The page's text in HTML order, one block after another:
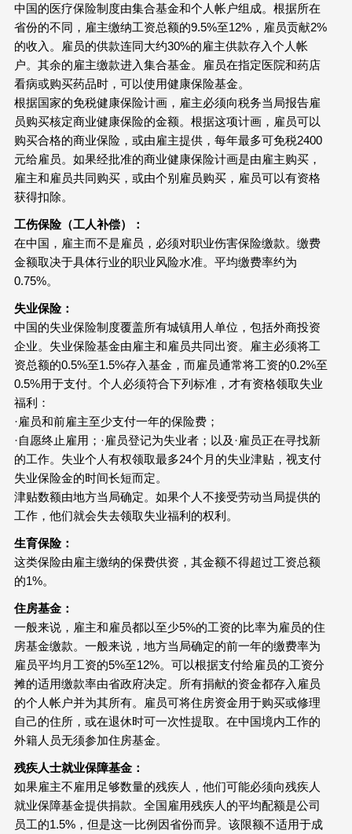
中国的医疗保险制度由集合基金和个人帐户组成。根据所在
省份的不同，雇主缴纳工资总额的9.5%至12%，雇员贡献2%
的收入。雇员的供款连同大约30%的雇主供款存入个人帐
户。其余的雇主缴款进入集合基金。雇员在指定医院和药店
看病或购买药品时，可以使用健康保险基金。
根据国家的免税健康保险计画，雇主必须向税务当局报告雇
员购买核定商业健康保险的金额。根据这项计画，雇员可以
购买合格的商业保险，或由雇主提供，每年最多可免税2400
元给雇员。如果经批准的商业健康保险计画是由雇主购买，
雇主和雇员共同购买，或由个别雇员购买，雇员可以有资格
获得扣除。
工伤保险（工人补偿）：
在中国，雇主而不是雇员，必须对职业伤害保险缴款。缴费
金额取决于具体行业的职业风险水准。平均缴费率约为
0.75%。
失业保险：
中国的失业保险制度覆盖所有城镇用人单位，包括外商投资
企业。失业保险基金由雇主和雇员共同出资。雇主必须将工
资总额的0.5%至1.5%存入基金，而雇员通常将工资的0.2%至
0.5%用于支付。个人必须符合下列标准，才有资格领取失业
福利：
·雇员和前雇主至少支付一年的保险费；
·自愿终止雇用；·雇员登记为失业者；以及·雇员正在寻找新
的工作。失业个人有权领取最多24个月的失业津贴，视支付
失业保险金的时间长短而定。
津贴数额由地方当局确定。如果个人不接受劳动当局提供的
工作，他们就会失去领取失业福利的权利。
生育保险：
这类保险由雇主缴纳的保费供资，其金额不得超过工资总额
的1%。
住房基金：
一般来说，雇主和雇员都以至少5%的工资的比率为雇员的住
房基金缴款。一般来说，地方当局确定的前一年的缴费率为
雇员平均月工资的5%至12%。可以根据支付给雇员的工资分
摊的适用缴款率由省政府决定。所有捐献的资金都存入雇员
的个人帐户并为其所有。雇员可将住房资金用于购买或修理
自己的住所，或在退休时可一次性提取。在中国境内工作的
外籍人员无须参加住房基金。
残疾人士就业保障基金：
如果雇主不雇用足够数量的残疾人，他们可能必须向残疾人
就业保障基金提供捐款。全国雇用残疾人的平均配额是公司
员工的1.5%，但是这一比例因省份而异。该限额不适用于成